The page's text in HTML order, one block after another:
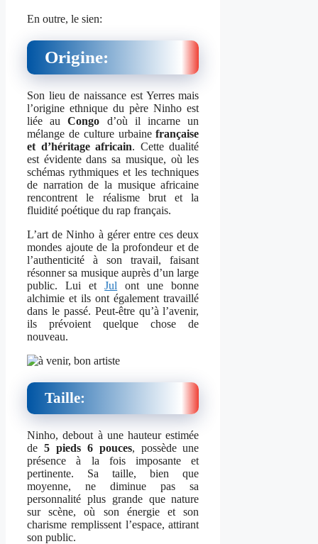
En outre, le sien:
Origine:
Son lieu de naissance est Yerres mais
l’origine ethnique du père Ninho est
liée auCongo d’où il incarne un
mélange de culture urbainefrançaise
et d’héritage africain. Cette dualité
est évidente dans sa musique, où les
schémas rythmiques et les techniques
de narration de la musique africaine
rencontrent le réalisme brut et la
fluidité poétique du rap français.
L’art de Ninho à gérer entre ces deux
mondes ajoute de la profondeur et de
l’authenticité à son travail, faisant
résonner sa musique auprès d’un large
public. Lui etJul ont une bonne
alchimie et ils ont également travaillé
dans le passé. Peut-être qu’à l’avenir,
ils prévoient quelque chose de
nouveau.
Taille:
Ninho, debout à une hauteur estimée
de 5 pieds 6 pouces, possède une
présence à la fois imposante et
pertinente. Sa taille, bien que
moyenne, ne diminue pas sa
personnalité plus grande que nature
sur scène, où son énergie et son
charisme remplissent l’espace, attirant
son public.